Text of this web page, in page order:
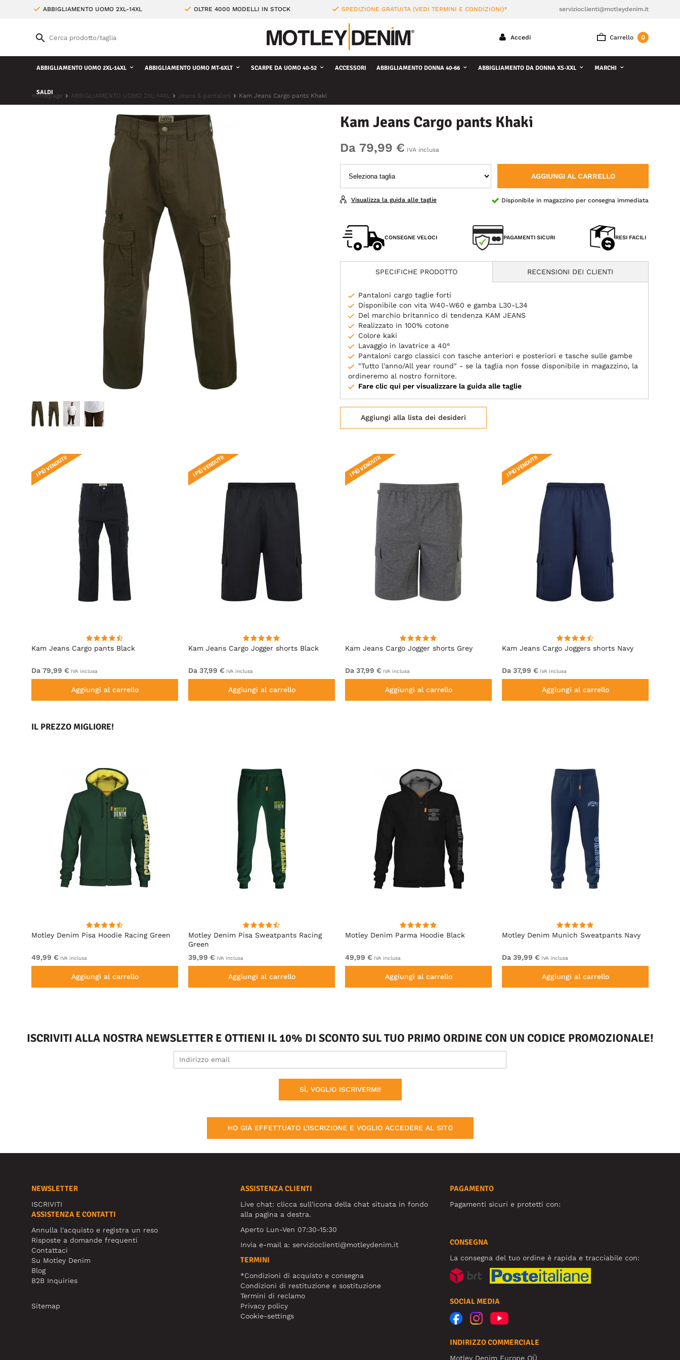
ABBIGLIAMENTO UOMO 2XL-14XL OLTRE 4000 MODELLI IN STOCK SPEDIZIONE GRATUITA (VEDI TERMINI E CONDIZIONI)* servizioclienti@motleydenim.it
Carrello 0
Accedi
ABBIGLIAMENTO UOMO 2XL-14XL ABBIGLIAMENTO UOMO MT-6XLT SCARPE DA UOMO 40-52 ACCESSORI ABBIGLIAMENTO DONNA 40-66 ABBIGLIAMENTO DA DONNA XS-XXL MARCHI
SALDI
Homepage ABBIGLIAMENTO UOMO 2XL-14XL Jeans & pantaloni Kam Jeans Cargo pants Khaki
Kam Jeans Cargo pants Khaki
Da 79,99 € IVA inclusa
AGGIUNGI AL CARRELLO
Disponibile in magazzino per consegna immediata
Visualizza la guida alle taglie
CONSEGNE VELOCI PAGAMENTI SICURI RESI FACILI
SPECIFICHE PRODOTTO RECENSIONI DEI CLIENTI
Pantaloni cargo taglie forti
Disponibile con vita W40-W60 e gamba L30-L34
Del marchio britannico di tendenza KAM JEANS
Realizzato in 100% cotone
Colore kaki
Lavaggio in lavatrice a 40°
Pantaloni cargo classici con tasche anteriori e posteriori e tasche sulle gambe
"Tutto l'anno/All year round" - se la taglia non fosse disponibile in magazzino, la
ordineremo al nostro fornitore.
Fare clic qui per visualizzare la guida alle taglie
Aggiungi alla lista dei desideri
Kam Jeans Cargo pants Black
I PIÙ VENDUTI!
Da 79,99 € IVA inclusa
Aggiungi al carrello
Kam Jeans Cargo Jogger shorts Black
I PIÙ VENDUTI!
Da 37,99 € IVA inclusa
Aggiungi al carrello
Kam Jeans Cargo Jogger shorts Grey
I PIÙ VENDUTI!
Da 37,99 € IVA inclusa
Aggiungi al carrello
Kam Jeans Cargo Joggers shorts Navy
I PIÙ VENDUTI!
Da 37,99 € IVA inclusa
Aggiungi al carrello
IL PREZZO MIGLIORE!
Motley Denim Pisa Hoodie Racing Green
49,99 € IVA inclusa
Aggiungi al carrello
Motley Denim Pisa Sweatpants Racing
Green
39,99 € IVA inclusa
Aggiungi al carrello
Motley Denim Parma Hoodie Black
49,99 € IVA inclusa
Aggiungi al carrello
Motley Denim Munich Sweatpants Navy
Da 39,99 € IVA inclusa
Aggiungi al carrello
ISCRIVITI ALLA NOSTRA NEWSLETTER E OTTIENI IL 10% DI SCONTO SUL TUO PRIMO ORDINE CON UN CODICE PROMOZIONALE!
SÌ, VOGLIO ISCRIVERMI!
HO GIÀ EFFETTUATO L'ISCRIZIONE E VOGLIO ACCEDERE AL SITO
NEWSLETTER
ISCRIVITI
ASSISTENZA E CONTATTI
Annulla l'acquisto e registra un reso
Risposte a domande frequenti
Contattaci
Su Motley Denim
Blog
B2B Inquiries
Sitemap
ASSISTENZA CLIENTI
Live chat: clicca sull'icona della chat situata in fondo
alla pagina a destra.
Aperto Lun-Ven 07:30-15:30
Invia e-mail a:servizioclienti@motleydenim.it
TERMINI
*Condizioni di acquisto e consegna
Condizioni di restituzione e sostituzione
Termini di reclamo
Privacy policy
Cookie-settings
PAGAMENTO
Pagamenti sicuri e protetti con:
CONSEGNA
La consegna del tuo ordine è rapida e tracciabile con:
SOCIAL MEDIA
INDIRIZZO COMMERCIALE
Motley Denim Europe OÜ